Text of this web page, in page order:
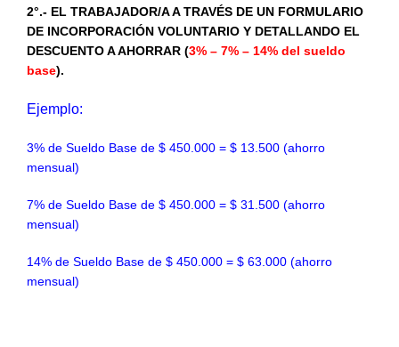
2°.- EL TRABAJADOR/A A TRAVÉS DE UN FORMULARIO
DE INCORPORACIÓN VOLUNTARIO Y DETALLANDO EL
DESCUENTO A AHORRAR (3% – 7% – 14% del sueldo
base).
Ejemplo:
3% de Sueldo Base de $ 450.000 = $ 13.500 (ahorro
mensual)
7% de Sueldo Base de $ 450.000 = $ 31.500 (ahorro
mensual)
14% de Sueldo Base de $ 450.000 = $ 63.000 (ahorro
mensual)